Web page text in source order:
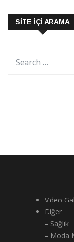
SITE İÇI ARAMA
Video
Diğer
– Sağlık
– Moda